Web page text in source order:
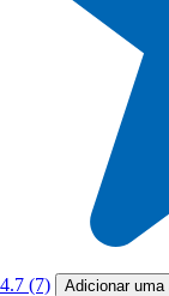
4.7 (7) Adicionar uma